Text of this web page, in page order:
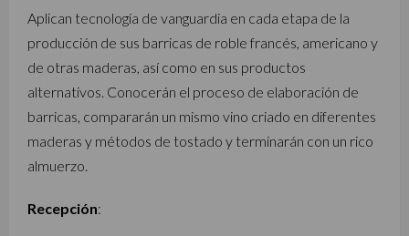
Aplican tecnología de vanguardia en cada etapa de la
producción de sus barricas de roble francés, americano y
de otras maderas, así como en sus productos
alternativos. Conocerán el proceso de elaboración de
barricas, compararán un mismo vino criado en diferentes
maderas y métodos de tostado y terminarán con un rico
almuerzo.
Recepción: